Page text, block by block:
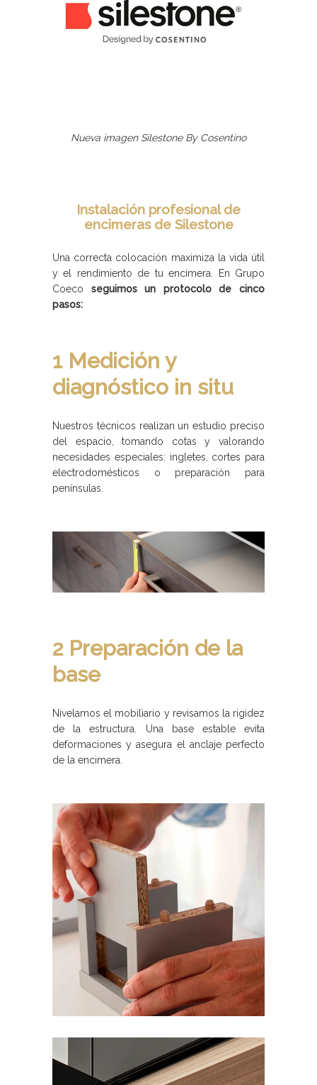
Nueva imagen Silestone By Cosentino
Instalación profesional de
encimeras de Silestone
Una correcta colocación maximiza la vida útil
y el rendimiento de tu encimera. En Grupo
Coeco seguimos un protocolo de cinco
pasos:
1 Medición y
diagnóstico in situ
Nuestros técnicos realizan un estudio preciso
del espacio, tomando cotas y valorando
necesidades especiales: ingletes, cortes para
electrodomésticos o preparación para
penínsulas.
2 Preparación de la
base
Nivelamos el mobiliario y revisamos la rigidez
de la estructura. Una base estable evita
deformaciones y asegura el anclaje perfecto
de la encimera.